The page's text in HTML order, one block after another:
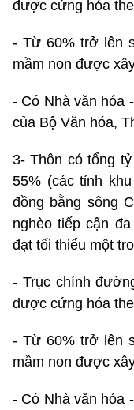
được cứng hóa
- Từ 60% trở lên
mầm non được
- Có Nhà văn hóa
của Bộ Văn hóa,
3- Thôn có tổng
55% (các tỉnh
đồng bằng sông
nghèo tiếp cận
đạt tối thiểu một
- Trục chính
được cứng hóa
- Từ 60% trở lên
mầm non được
- Có Nhà văn hóa